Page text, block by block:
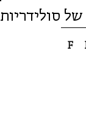
F
סולידריות